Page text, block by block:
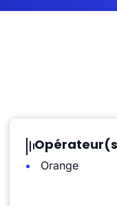
Orange